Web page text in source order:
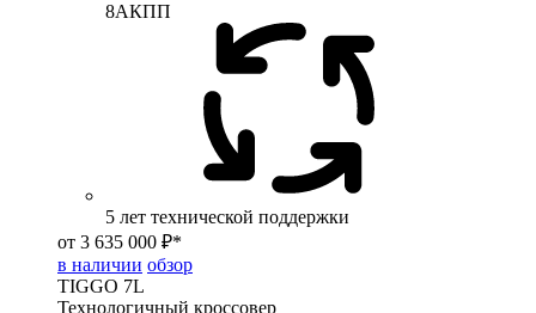
8АКПП
5 лет технической поддержки
от 3 635 000 ₽*
в наличии обзор
TIGGO 7L
Технологичный кроссовер